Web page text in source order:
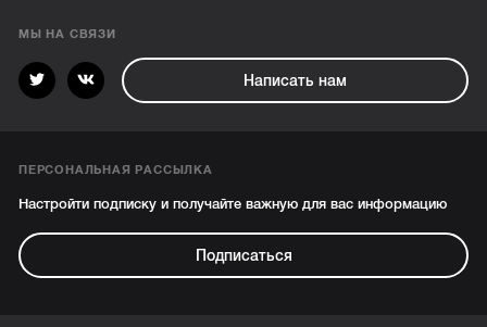
МЫ НА СВЯЗИ
Написать нам
ПЕРСОНАЛЬНАЯ РАССЫЛКА
Настройти подписку и получайте важную для вас информацию
Подписаться